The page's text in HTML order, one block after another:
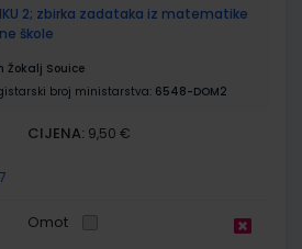
2; zbirka zadataka iz matematike
škole
Žokalj Souice
broj ministarstva: 6548-DOM2
CIJENA: 9,50 €
Omot